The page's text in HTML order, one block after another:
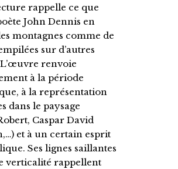
rappelle ce que
John Dennis en
montagnes comme de
sur d’autres
renvoie
à la période
à la représentation
dans le paysage
Caspar David
et à un certain esprit
Ses lignes saillantes
verticalité rappellent